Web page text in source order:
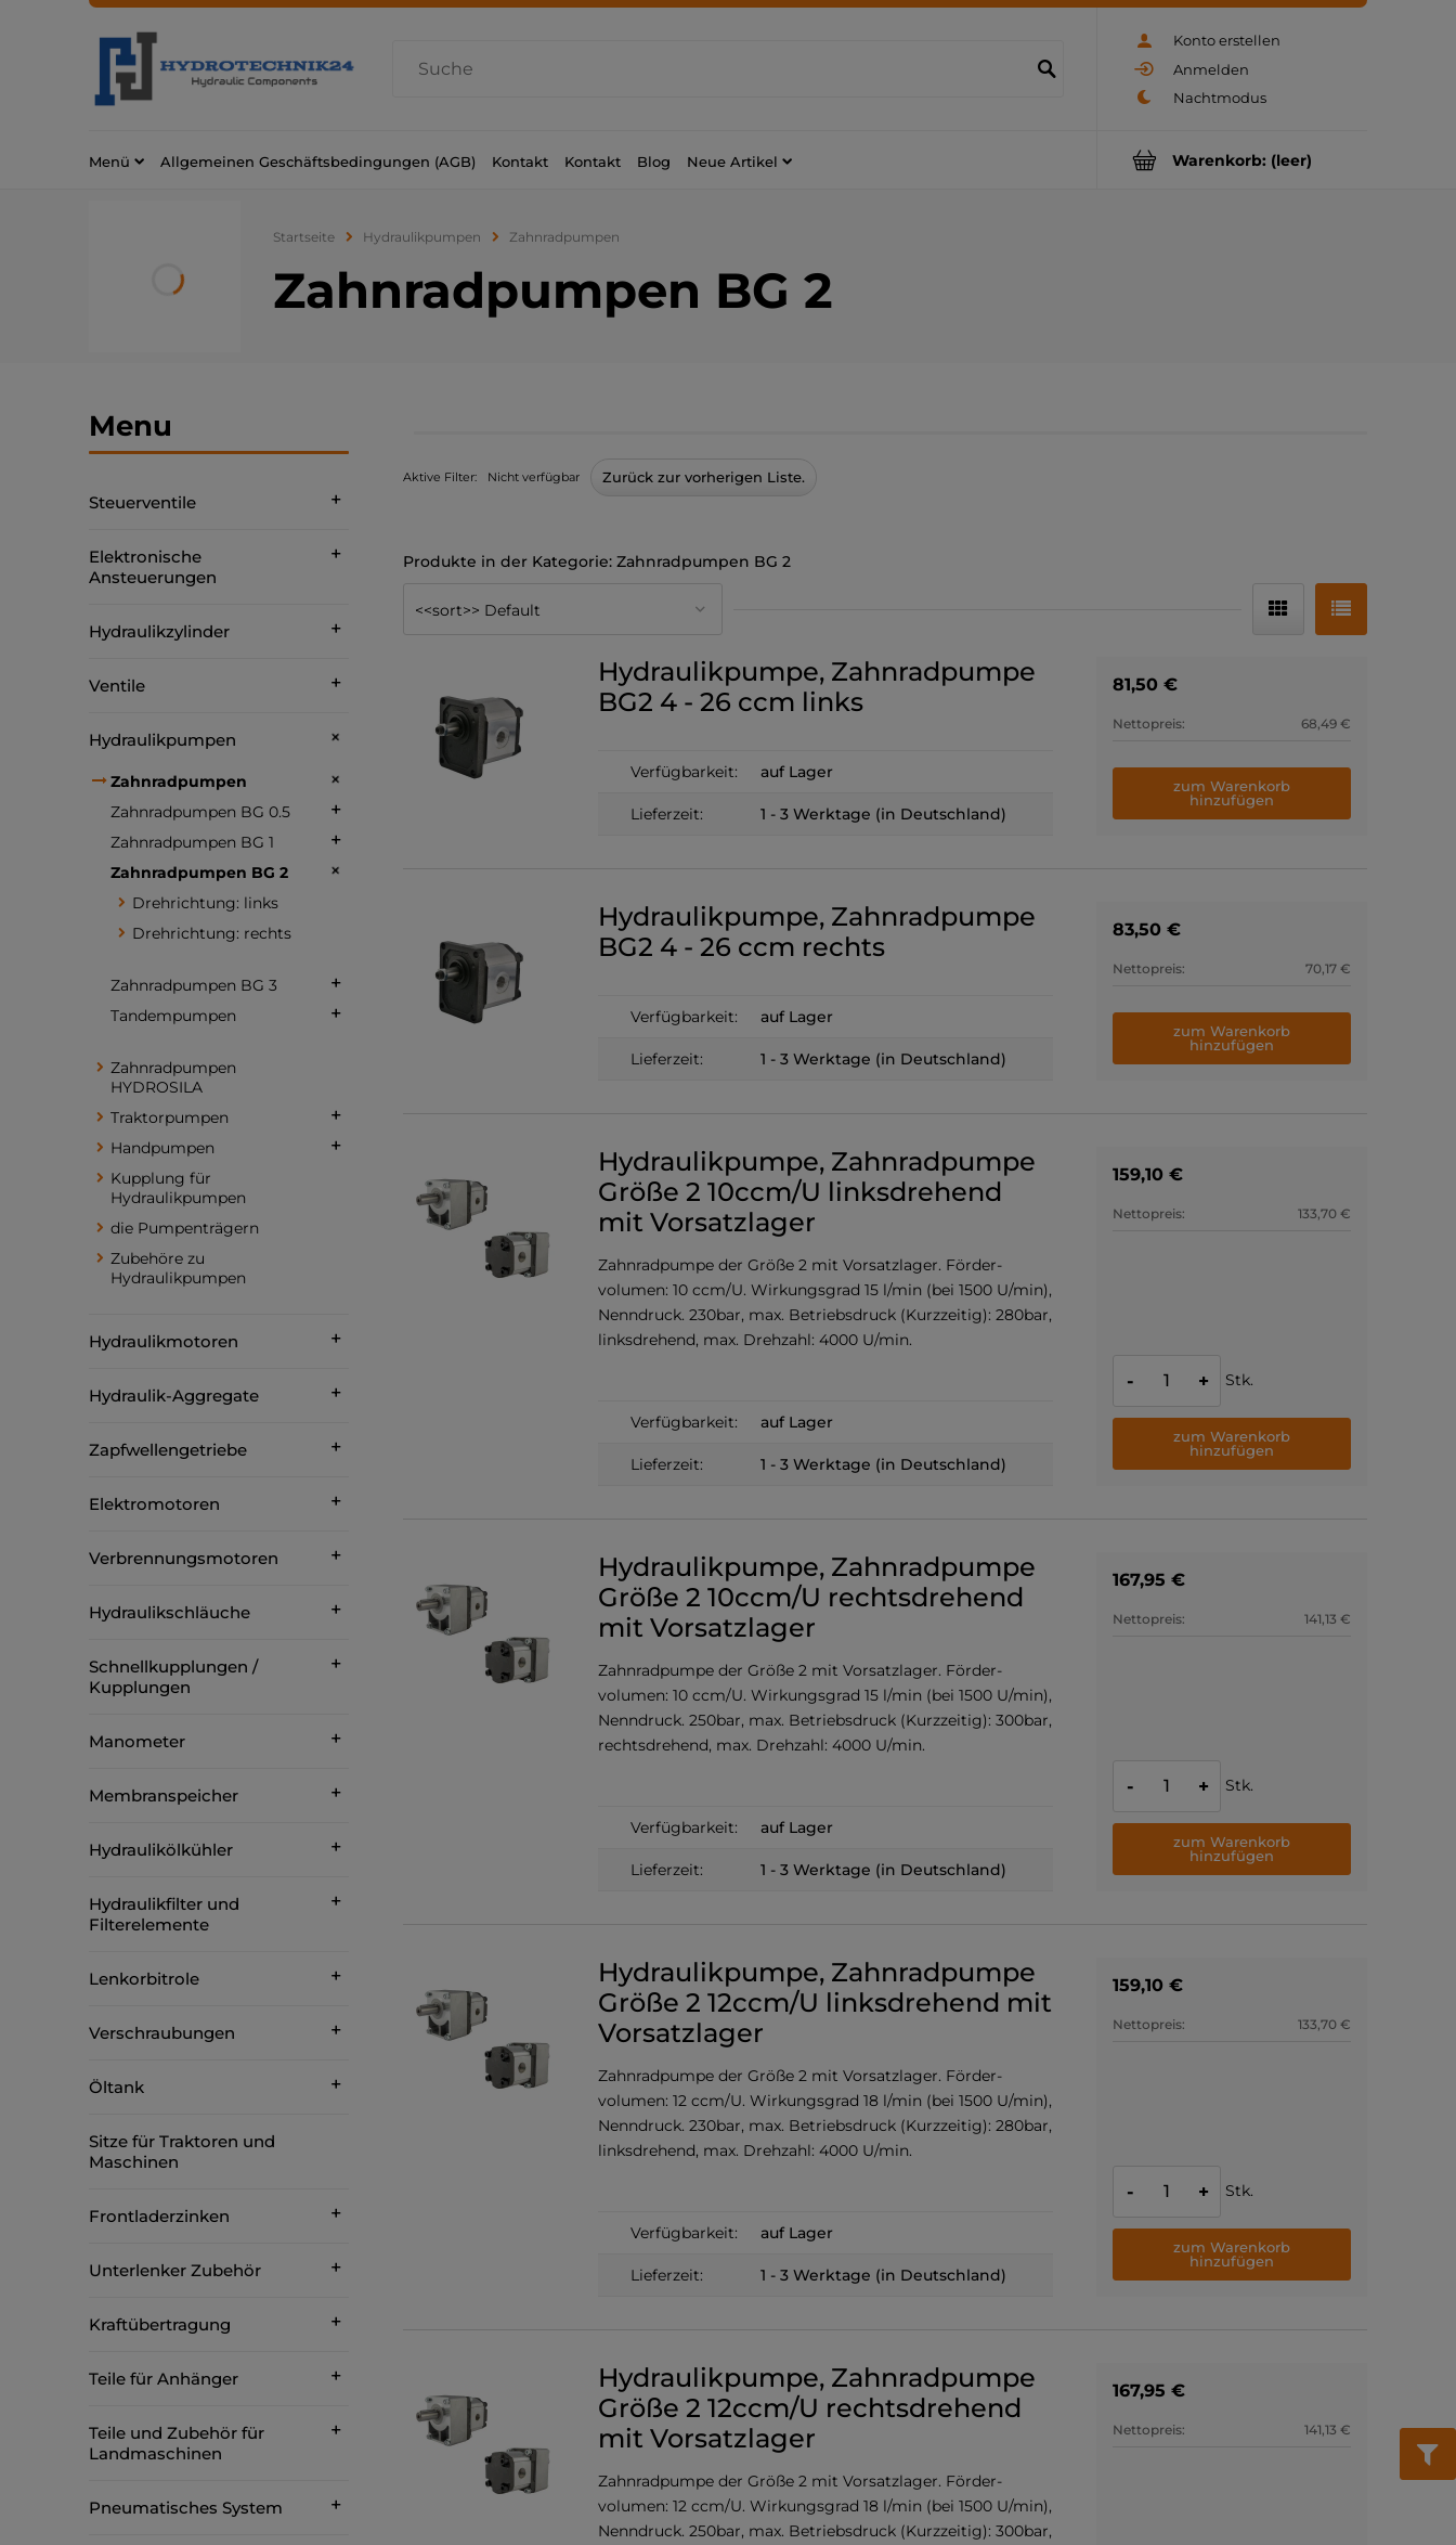
Konto erstellen
Anmelden
Warenkorb: (leer)
Menü Allgemeinen Geschäftsbedingungen (AGB) Kontakt Kontakt Blog Neue Artikel
Startseite Hydraulikpumpen Zahnradpumpen
Zahnradpumpen BG 2
Menu
Steuerventile
Elektronische
Ansteuerungen
Hydraulikzylinder
Ventile
Hydraulikpumpen
Zahnradpumpen
Zahnradpumpen BG 0.5
Zahnradpumpen BG 1
Zahnradpumpen BG 2
Drehrichtung: links
Drehrichtung: rechts
Zahnradpumpen BG 3
Tandempumpen
Zahnradpumpen
HYDROSILA
Traktorpumpen
Handpumpen
Kupplung für
Hydraulikpumpen
die Pumpenträgern
Zubehöre zu
Hydraulikpumpen
Hydraulikmotoren
Hydraulik-Aggregate
Zapfwellengetriebe
Elektromotoren
Verbrennungsmotoren
Hydraulikschläuche
Schnellkupplungen /
Kupplungen
Manometer
Membranspeicher
Hydraulikölkühler
Hydraulikfilter und
Filterelemente
Lenkorbitrole
Verschraubungen
Öltank
Sitze für Traktoren und
Maschinen
Frontladerzinken
Unterlenker Zubehör
Kraftübertragung
Teile für Anhänger
Teile und Zubehör für
Landmaschinen
Pneumatisches System
Aktive Filter: Nicht verfügbar Zurück zur vorherigen Liste.
Zahnradpumpen BG 2
Hydraulikpumpe, Zahnradpumpe
BG2 4 - 26 ccm links
Verfügbarkeit: auf Lager
Lieferzeit: 1 - 3 Werktage (in Deutschland)
81,50 €
Nettopreis: 68,49 €
zum Warenkorb
hinzufügen
Hydraulikpumpe, Zahnradpumpe
BG2 4 - 26 ccm rechts
Verfügbarkeit: auf Lager
Lieferzeit: 1 - 3 Werktage (in Deutschland)
83,50 €
Nettopreis: 70,17 €
zum Warenkorb
hinzufügen
Hydraulikpumpe, Zahnradpumpe
Größe 2 10ccm/U linksdrehend
mit Vorsatzlager
Zahnradpumpe der Größe 2 mit Vorsatzlager. Förder-
volumen: 10 ccm/U. Wirkungsgrad 15 l/min (bei 1500 U/min),
Nenndruck. 230bar, max. Betriebsdruck (Kurzzeitig): 280bar,
linksdrehend, max. Drehzahl: 4000 U/min.
Verfügbarkeit: auf Lager
Lieferzeit: 1 - 3 Werktage (in Deutschland)
159,10 €
Nettopreis: 133,70 €
- + Stk.
zum Warenkorb
hinzufügen
Hydraulikpumpe, Zahnradpumpe
Größe 2 10ccm/U rechtsdrehend
mit Vorsatzlager
Zahnradpumpe der Größe 2 mit Vorsatzlager. Förder-
volumen: 10 ccm/U. Wirkungsgrad 15 l/min (bei 1500 U/min),
Nenndruck. 250bar, max. Betriebsdruck (Kurzzeitig): 300bar,
rechtsdrehend, max. Drehzahl: 4000 U/min.
Verfügbarkeit: auf Lager
Lieferzeit: 1 - 3 Werktage (in Deutschland)
167,95 €
Nettopreis: 141,13 €
- + Stk.
zum Warenkorb
hinzufügen
Hydraulikpumpe, Zahnradpumpe
Größe 2 12ccm/U linksdrehend mit
Vorsatzlager
Zahnradpumpe der Größe 2 mit Vorsatzlager. Förder-
volumen: 12 ccm/U. Wirkungsgrad 18 l/min (bei 1500 U/min),
Nenndruck. 230bar, max. Betriebsdruck (Kurzzeitig): 280bar,
linksdrehend, max. Drehzahl: 4000 U/min.
Verfügbarkeit: auf Lager
Lieferzeit: 1 - 3 Werktage (in Deutschland)
159,10 €
Nettopreis: 133,70 €
- + Stk.
zum Warenkorb
hinzufügen
Hydraulikpumpe, Zahnradpumpe
Größe 2 12ccm/U rechtsdrehend
mit Vorsatzlager
Zahnradpumpe der Größe 2 mit Vorsatzlager. Förder-
volumen: 12 ccm/U. Wirkungsgrad 18 l/min (bei 1500 U/min),
Nenndruck. 250bar, max. Betriebsdruck (Kurzzeitig): 300bar,
167,95 €
Nettopreis: 141,13 €